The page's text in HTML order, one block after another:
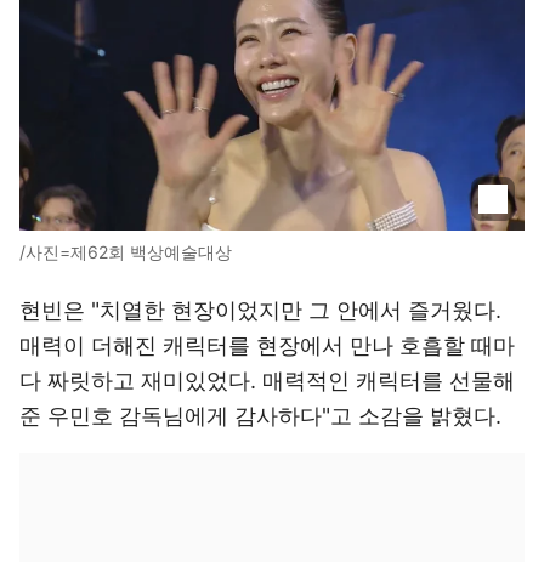
/사진=제62회 백상예술대상
현빈은 "치열한 현장이었지만 그 안에서 즐거웠다.
매력이 더해진 캐릭터를 현장에서 만나 호흡할 때마
다 짜릿하고 재미있었다. 매력적인 캐릭터를 선물해
준 우민호 감독님에게 감사하다"고 소감을 밝혔다.